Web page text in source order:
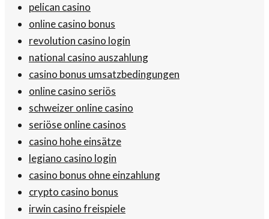
pelican casino
online casino bonus
revolution casino login
national casino auszahlung
casino bonus umsatzbedingungen
online casino seriös
schweizer online casino
seriöse online casinos
casino hohe einsätze
legiano casino login
casino bonus ohne einzahlung
crypto casino bonus
irwin casino freispiele